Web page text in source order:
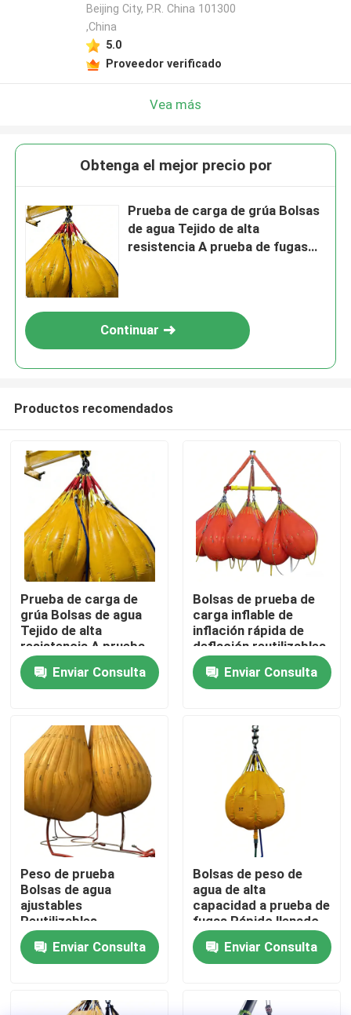
Inicio
Productos
Videos
Visita a la fábrica
Control de Calidad
Solicitar una cotización
Bolsas de aire de caucho marino
Bolsas de aire de rescate marítimo
Bolsas de aire inflables para el transporte marítimo
Beijing City, P.R. China 101300
,China
5.0
Proveedor verificado
Vea más
Obtenga el mejor precio por
Prueba de carga de grúa Bolsas
de agua Tejido de alta
resistencia A prueba de fugas
Continuar
Productos recomendados
Prueba de carga de
grúa Bolsas de agua
Tejido de alta
resistencia A prueba
de fugas Fácil
transporteEnviar Consulta
Bolsas de prueba de
carga inflable de
inflación rápida de
deflación reutilizables
resistentes a la
corrosiónEnviar Consulta
Peso de prueba
Bolsas de agua
ajustables
Reutilizables
resistentes al
desgaste Inflación
rápida
Enviar Consulta
Bolsas de peso de
agua de alta
capacidad a prueba de
fugas Rápido llenado
Ligero Durable
Enviar Consulta